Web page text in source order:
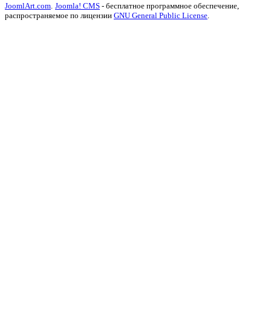
JoomlArt.com Joomla! CMS - бесплатное программное обеспечение,
распространяемое по лицензии GNU General Public License